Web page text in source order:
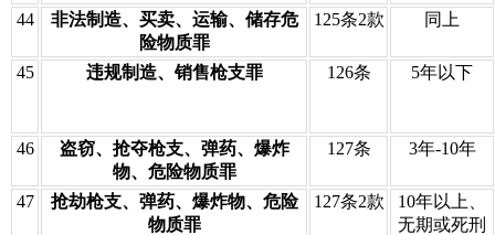
44
非法制造、买卖、运输、储存危
险物质罪
125条2款 同上
45 违规制造、销售枪支罪 126条 5年以下
46
盗窃、抢夺枪支、弹药、爆炸
物、危险物质罪
127条 3年-10年
47
抢劫枪支、弹药、爆炸物、危险
物质罪
127条2款
10年以上、
无期或死刑